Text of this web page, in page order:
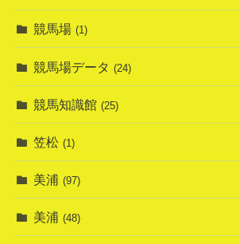
競馬場 (1)
競馬場データ (24)
競馬知識館 (25)
笠松 (1)
美浦 (97)
美浦 (48)